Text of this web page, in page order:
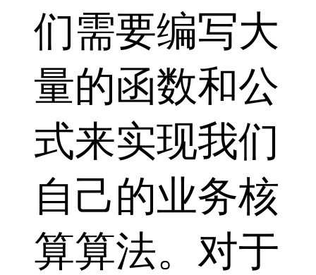
们需要编写大
量的函数和公
式来实现我们
自己的业务核
算算法。对于